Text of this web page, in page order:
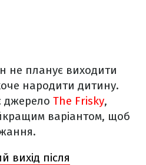
не планує виходити
народити дитину.
джерело The Frisky,
варіантом, щоб
вихід після